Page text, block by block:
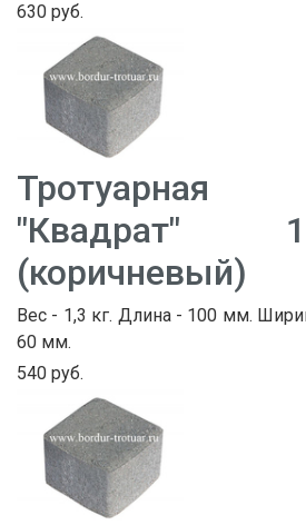
630 руб.
"Квадрат"
(коричневый)
Вес - 1,3 кг. Длина - 100 мм.
60 мм.
540 руб.